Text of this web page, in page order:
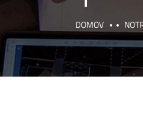
DOMOV